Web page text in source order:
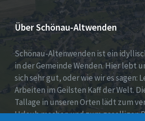
Über Schönau-Altwenden
Schönau-Altenwenden ist ein
in der Gemeinde Wenden. Hier lebt
sich sehr gut, oder wie wir es sagen:
Arbeiten im Geilsten Kaff der Welt.
Tallage in unseren Orten lädt zum
Urlaub machen und zum geselligen